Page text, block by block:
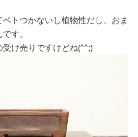
トつかないし植物性だし、おま
す。
け売りですけどね(^^;)